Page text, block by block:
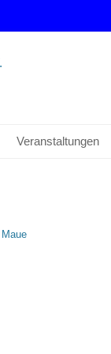
Veranstaltungen
Maue